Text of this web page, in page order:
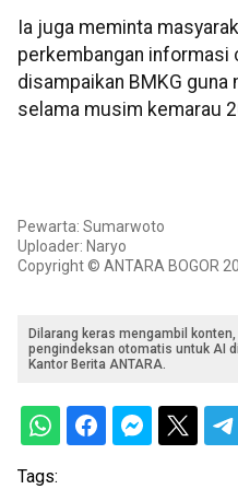
Ia juga meminta
perkembangan informasi
disampaikan BMKG
selama musim kemarau
Pewarta: Sumarwoto
Uploader: Naryo
Copyright © ANTARA BOGOR
Dilarang keras mengambil
pengindeksan otomatis untuk AI
Kantor Berita ANTARA.
Tags: